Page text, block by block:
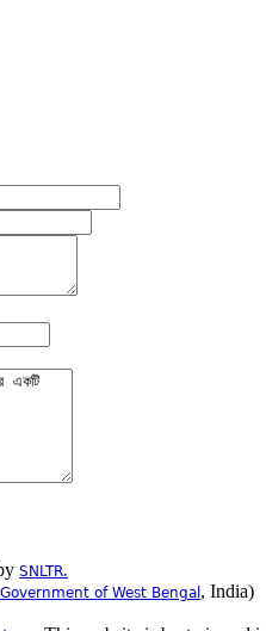
SNLTR.
of West Bengal , India)